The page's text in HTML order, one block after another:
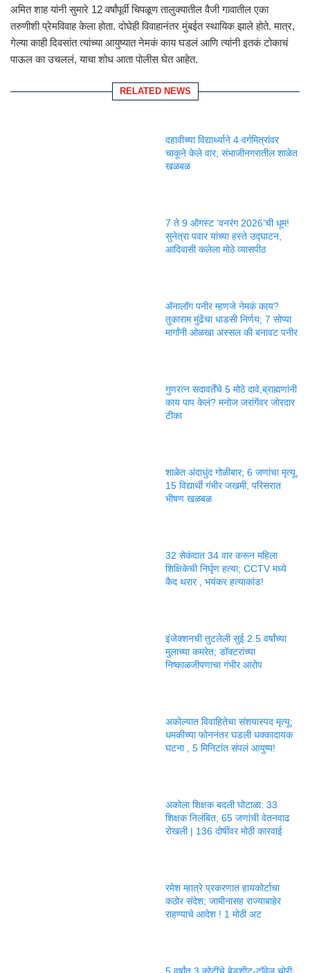
अमित शाह यांनी सुमारे 12 वर्षांपूर्वी चिपळूण तालुक्यातील वैजी गावातील एका
तरुणीशी प्रेमविवाह केला होता. दोघेही विवाहानंतर मुंबईत स्थायिक झाले होते. मात्र,
गेल्या काही दिवसांत त्यांच्या आयुष्यात नेमकं काय घडलं आणि त्यांनी इतकं टोकाचं
पाऊल का उचललं, याचा शोध आता पोलीस घेत आहेत.
RELATED NEWS
दहावीच्या विद्यार्थ्याने 4 वर्गमित्रांवर
चाकूने केले वार; संभाजीनगरातील शाळेत
खळबळ
7 ते 9 ऑगस्ट ‘वनरंग 2026’ची धूम!
सुनेत्रा पवार यांच्या हस्ते उद्घाटन,
आदिवासी कलेला मोठे व्यासपीठ
ॲनालॉग पनीर म्हणजे नेमकं काय?
तुकाराम मुंढेंचा धाडसी निर्णय; 7 सोप्या
मार्गांनी ओळखा अस्सल की बनावट पनीर
गुणरत्न सदावर्तेंचे 5 मोठे दावे,ब्राह्मणांनी
काय पाप केलं? मनोज जरांगेंवर जोरदार
टीका
शाळेत अंदाधुंद गोळीबार; 6 जणांचा मृत्यू,
15 विद्यार्थी गंभीर जखमी, परिसरात
भीषण खळबळ
32 सेकंदात 34 वार करून महिला
शिक्षिकेची निर्घृण हत्या; CCTV मध्ये
कैद थरार , भयंकर हत्याकांड!
इंजेक्शनची तुटलेली सुई 2.5 वर्षांच्या
मुलाच्या कमरेत; डॉक्टरांच्या
निष्काळजीपणाचा गंभीर आरोप
अकोल्यात विवाहितेचा संशयास्पद मृत्यू;
धमकीच्या फोननंतर घडली धक्कादायक
घटना , 5 मिनिटांत संपलं आयुष्य!
अकोला शिक्षक बदली घोटाळा: 33
शिक्षक निलंबित, 65 जणांची वेतनवाढ
रोखली | 136 दोषींवर मोठी कारवाई
रमेश म्हात्रे प्रकरणात हायकोर्टाचा
कठोर संदेश; जामीनासह राज्याबाहेर
राहण्याचे आदेश ! 1 मोठी अट
5 वर्षांत 3 कोटींचे बेडशीट-टॉवेल चोरी;